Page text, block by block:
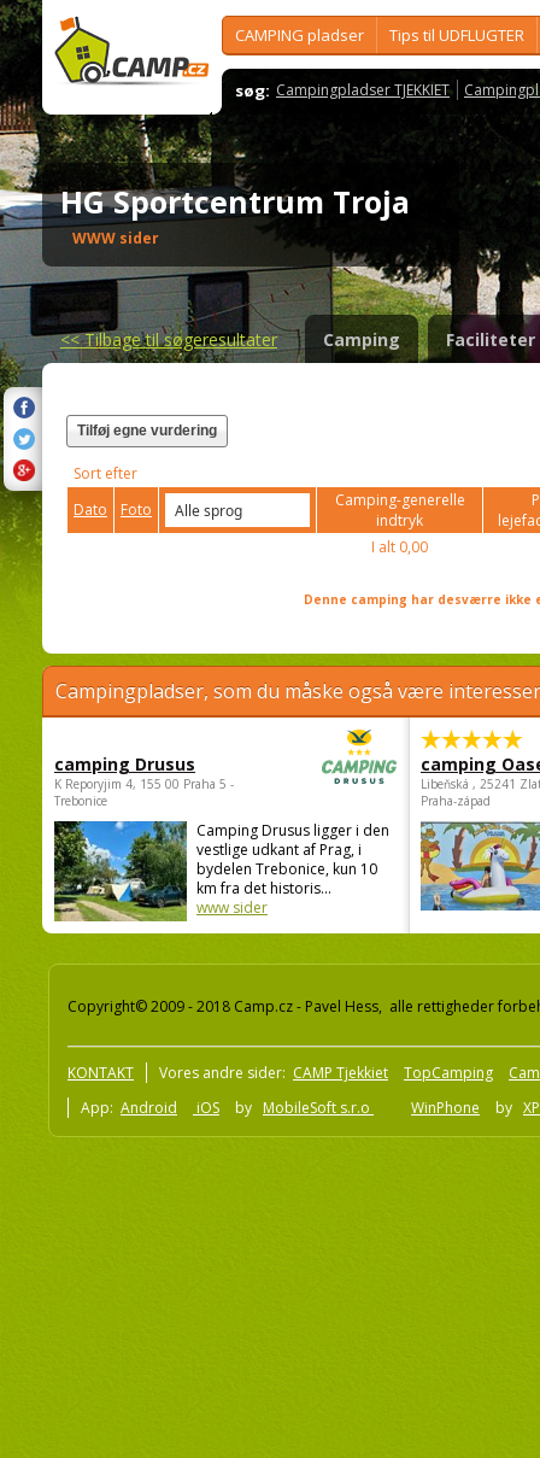
CAMPING pladser Tips til UDFLUGTER
søg: Campingpladser TJEKKIET
HG Sportcentrum Troja
WWW sider
<<Tilbage til søgeresultater Camping Faciliteter
Tilføj egne vurdering
Sort efter
Dato
Foto
Camping-generelle
indtryk
I alt 0,00
Denne camping har desværre
Campingpladser, som du måske også være
camping Drusus
K Reporyjim 4, 155 00 Praha 5 -
Trebonice
Camping Drusus ligger i den
vestlige udkant af Prag, i
bydelen Trebonice, kun 10
km fra det historis...
www sider
camping
Libeňská , 25241
Praha-západ
Copyright© 2009 - 2018 Camp.cz - Pavel Hess, alle rettigheder
KONTAKT Vores andre sider: CAMP Tjekkiet TopCamping
App: Android iOS by MobileSoft s.r.o WinPhone by